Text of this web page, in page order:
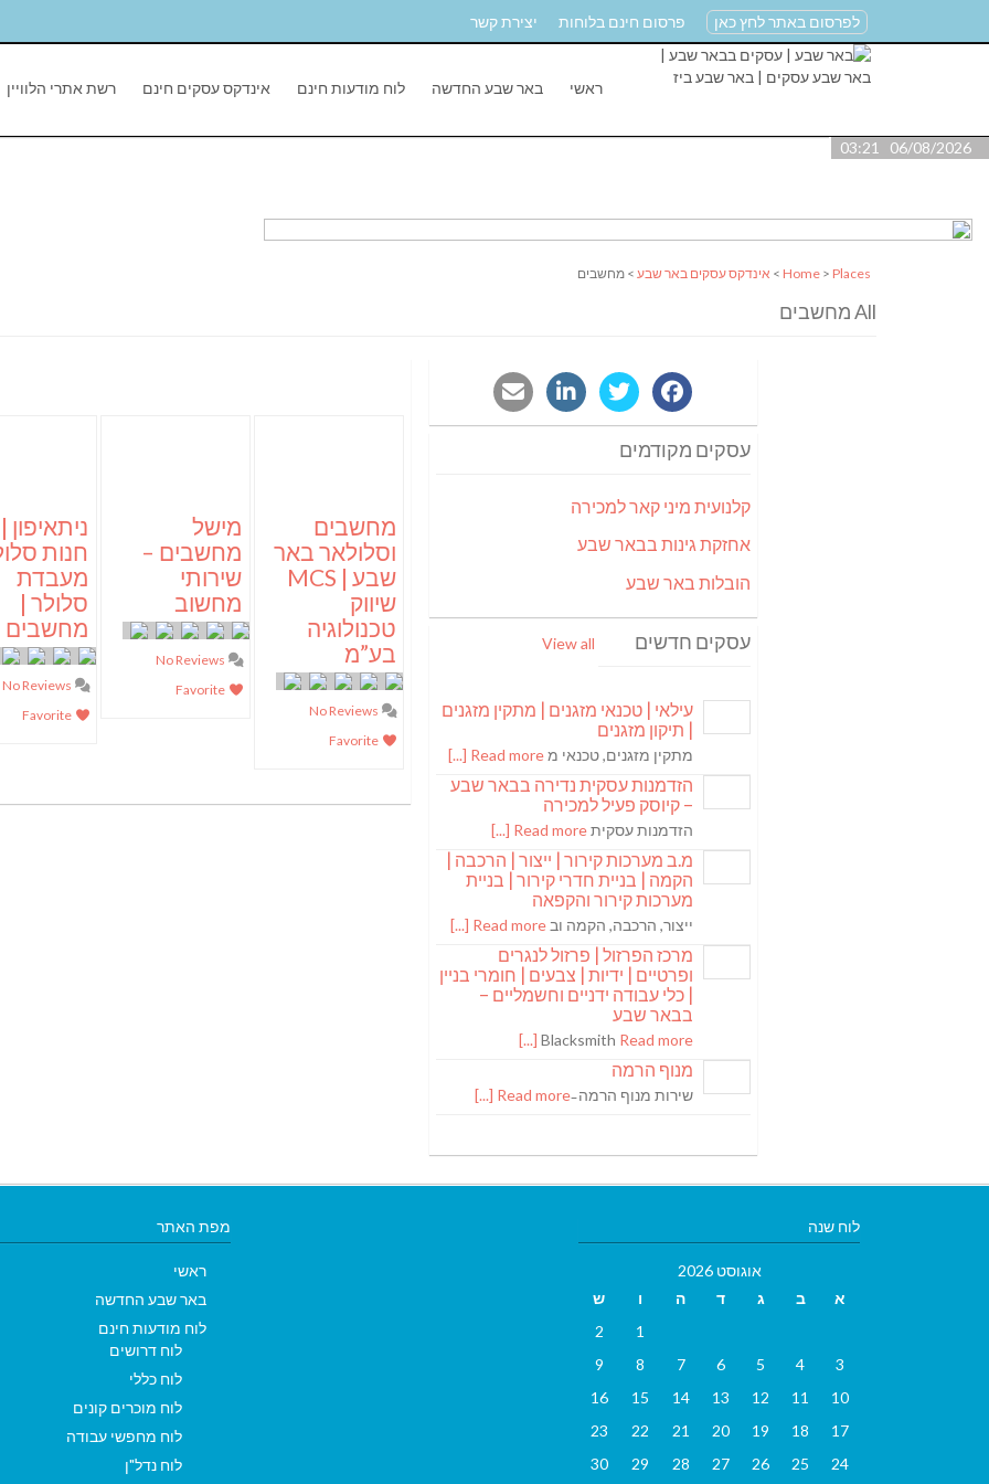
לפרסום באתר לחץ כאן פרסום חינם בלוחות יצירת קשר
ראשי באר שבע החדשה לוח מודעות חינם אינדקס עסקים חינם רשת אתרי הלוויין
06/08/2026 03:21
Home > Places
> אינדקס עסקים באר שבע > מחשבים
All מחשבים
מחשבים
וסלולאר באר
שבע | MCS
שיווק
טכנולוגיה
בע”מ
מישל
מחשבים –
שירותי
מחשוב
ניתאיפון |
חנות
מעבדת
סלולר |
מחשבים
עסקים מקודמים
קלנועית מיני קאר למכירה
אחזקת גינות בבאר שבע
הובלות באר שבע
עסקים חדשים View all
עילאי | טכנאי מזגנים | מתקין מזגנים
| תיקון מזגנים
מתקין מזגנים, טכנאי מRead more [...]
הזדמנות עסקית נדירה בבאר שבע
– קיוסק פעיל למכירה
הזדמנות עסקיתRead more [...]
מ.ב מערכות קירור | ייצור | הרכבה |
הקמה | בניית חדרי קירור | בניית
מערכות קירור והקפאה
ייצור, הרכבה, הקמה וב Read more [...]
מרכז הפרזול | פרזול לנגרים
ופרטיים | ידיות | צבעים | חומרי בניין
| כלי עבודה ידניים וחשמליים –
בבאר שבע
Blacksmith Read more [...]
מנוף הרמה
שירות מנוף הרמה ̵Read more [...]
מפת האתר
ראשי
באר שבע החדשה
לוח מודעות חינם
לוח דרושים
לוח כללי
לוח מוכרים קונים
לוח מחפשי עבודה
לוח נדל"ן
לוח שנה
אוגוסט 2026
א
ב ג ד ה ו
ש
1
2
3
4
5
6
7
8
9
10
11
12
13
14
15
16
17
18
19
20
21
22
23
24
25
26
27
28
29
30